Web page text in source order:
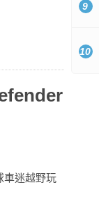
車迷越野玩
9
10